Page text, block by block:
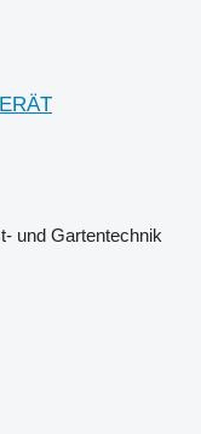
und Gartentechnik